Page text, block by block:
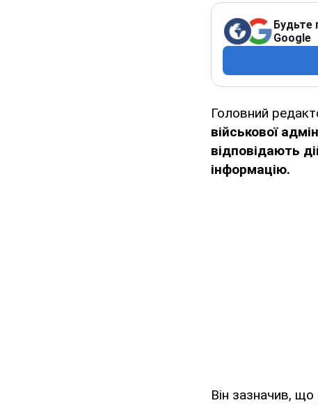
Будьте
Google
Головний
військової
відповідають
інформацію.
Він зазначив, що